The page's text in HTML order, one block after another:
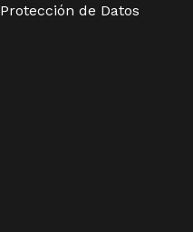
Protección de Datos